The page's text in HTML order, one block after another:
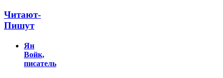
Читают-
Пишут
Ян
Войк,
писатель